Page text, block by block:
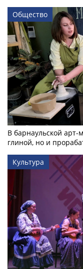
Общество
В барнаульской арт-
глиной, но и
Культура